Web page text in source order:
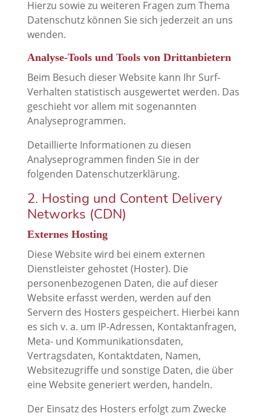
Hierzu sowie zu weiteren Fragen zum Thema
Datenschutz können Sie sich jederzeit an uns
wenden.
Analyse-Tools und Tools von Dritt­anbietern
Beim Besuch dieser Website kann Ihr Surf-
Verhalten statistisch ausgewertet werden. Das
geschieht vor allem mit sogenannten
Analyseprogrammen.
Detaillierte Informationen zu diesen
Analyseprogrammen finden Sie in der
folgenden Datenschutzerklärung.
2. Hosting und Content Delivery
Networks (CDN)
Externes Hosting
Diese Website wird bei einem externen
Dienstleister gehostet (Hoster). Die
personenbezogenen Daten, die auf dieser
Website erfasst werden, werden auf den
Servern des Hosters gespeichert. Hierbei kann
es sich v. a. um IP-Adressen, Kontaktanfragen,
Meta- und Kommunikationsdaten,
Vertragsdaten, Kontaktdaten, Namen,
Websitezugriffe und sonstige Daten, die über
eine Website generiert werden, handeln.
Der Einsatz des Hosters erfolgt zum Zwecke